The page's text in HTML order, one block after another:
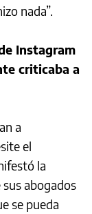
nada”.
Instagram
criticaba a
a
el
la
abogados
se pueda